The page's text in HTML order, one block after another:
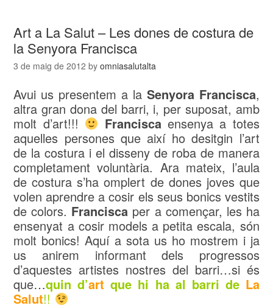
Art a La Salut – Les dones de costura de
la Senyora Francisca
3 de maig de 2012 byomniasalutalta
Avui us presentem a la Senyora Francisca,
altra gran dona del barri, i, per suposat, amb
molt d’art!!!
Francisca ensenya a totes
aquelles persones que així ho desitgin l’art
de la costura i el disseny de roba de manera
completament voluntària. Ara mateix, l’aula
de costura s’ha omplert de dones joves que
volen aprendre a cosir els seus bonics vestits
de colors. Francisca per a començar, les ha
ensenyat a cosir models a petita escala, són
molt bonics! Aquí a sota us ho mostrem i ja
us anirem informant dels progressos
d’aquestes artistes nostres del barri…si és
que…quin d’art que hi ha al barri de La
Salut!!